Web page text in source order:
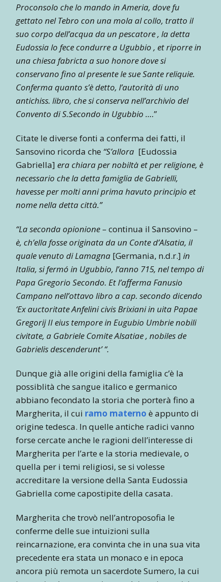
Proconsolo che lo mando in Ameria, dove fu
gettato nel Tebro con una mola al collo, tratto il
suo corpo dell’acqua da un pescatore , la detta
Eudossia lo fece condurre a Ugubbio , et riporre in
una chiesa fabricta a suo honore dove si
conservano fino al presente le sue Sante reliquie.
Conferma quanto s’è detto, l’autorità di uno
antichiss. libro, che si conserva nell’archivio del
Convento di S.Secondo in Ugubbio ….”
Citate le diverse fonti a conferma dei fatti, il
Sansovino ricorda che “S’allora [Eudossia
Gabriella] era chiara per nobiltà et per religione, è
necessario che la detta famiglia de Gabrielli,
havesse per molti anni prima havuto principio et
nome nella detta città.”
“La seconda opionione – continua il Sansovino –
è, ch’ella fosse originata da un Conte d’Alsatia, il
quale venuto di Lamagna [Germania, n.d.r.] in
Italia, si fermó in Ugubbio, l’anno 715, nel tempo di
Papa Gregorio Secondo. Et l’afferma Fanusio
Campano nell’ottavo libro a cap. secondo dicendo
‘Ex auctoritate Anfelini civis Brixiani in uita Papae
Gregorij II eius tempore in Eugubio Umbrie nobili
civitate, a Gabriele Comite Alsatiae , nobiles de
Gabrielis descenderunt’ “.
Dunque già alle origini della famiglia c’è la
possiblità che sangue italico e germanico
abbiano fecondato la storia che porterà fino a
Margherita, il cui ramo materno è appunto di
origine tedesca. In quelle antiche radici vanno
forse cercate anche le ragioni dell’interesse di
Margherita per l’arte e la storia medievale, o
quella per i temi religiosi, se si volesse
accreditare la versione della Santa Eudossia
Gabriella come capostipite della casata.
Margherita che trovò nell’antroposofia le
conferme delle sue intuizioni sulla
reincarnazione, era convinta che in una sua vita
precedente era stata un monaco e in epoca
ancora più remota un sacerdote Sumero, la cui